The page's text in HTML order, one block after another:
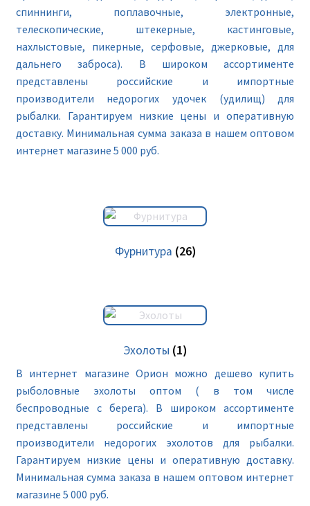
спиннинги, поплавочные, электронные,
телескопические, штекерные, кастинговые,
нахлыстовые, пикерные, серфовые, джерковые, для
дальнего заброса). В широком ассортименте
представлены российские и импортные
производители недорогих удочек (удилищ) для
рыбалки. Гарантируем низкие цены и оперативную
доставку. Минимальная сумма заказа в нашем оптовом
интернет магазине 5 000 руб.
Фурнитура (26)
Эхолоты (1)
В интернет магазине Орион можно дешево купить
рыболовные эхолоты оптом ( в том числе
беспроводные с берега). В широком ассортименте
представлены российские и импортные
производители недорогих эхолотов для рыбалки.
Гарантируем низкие цены и оперативную доставку.
Минимальная сумма заказа в нашем оптовом интернет
магазине 5 000 руб.